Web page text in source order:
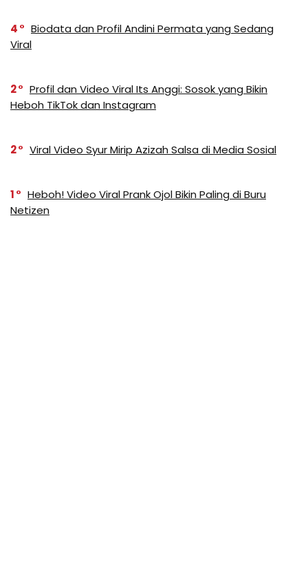
4
Biodata dan Profil Andini Permata yang Sedang
Viral
2
Profil dan Video Viral Its Anggi: Sosok yang Bikin
Heboh TikTok dan Instagram
2 Viral Video Syur Mirip Azizah Salsa di Media Sosial
1
Heboh! Video Viral Prank Ojol Bikin Paling di Buru
Netizen